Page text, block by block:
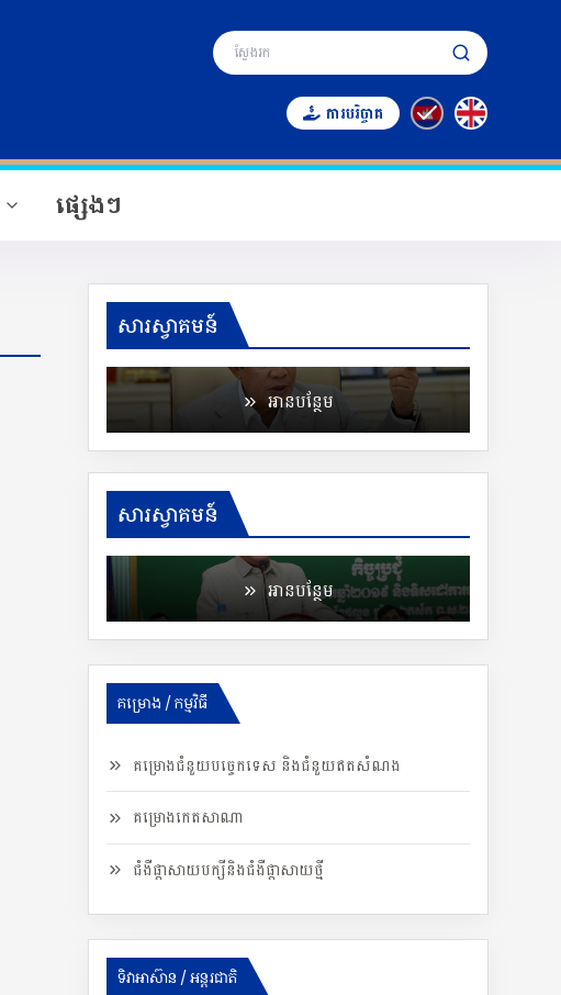
ការបរិច្ចាគ
ផ្សេងៗ
សារស្វាគមន៍
សម្តេចអគ្គមហាសេនាបតីតេជោ ហ៊ុន សែន នាយក
រដ្ឋមន្ត្រី នៃព្រះរាជាណាចក្រកម្ពុជា និងជា
ប្រធានគណ:កម្មាធិការជាតិគ្រប់គ្រងគ្រោះមហន្តរាយ
អានបន្ថែម
សារស្វាគមន៍
ទេសរដ្ឋមន្ដ្រី គន់ គីម ណែនាំឲ្យត្រៀមលក្ខណៈជាមុន
ដើម្បីសង្គ្រោះប្រជាពលរដ្ឋពេលមានគ្រោះមហន្ដរាយ
អានបន្ថែម
គម្រោង / កម្មវិធី
គម្រោងជំនួយបច្ចេកទេស និងជំនួយឥតសំណង
គម្រោងកេតសាណា
ជំងឺផ្តាសាយបក្សីនិងជំងឺផ្តាសាយថ្មី
ទិវាអាស៊ាន / អន្តរជាតិ